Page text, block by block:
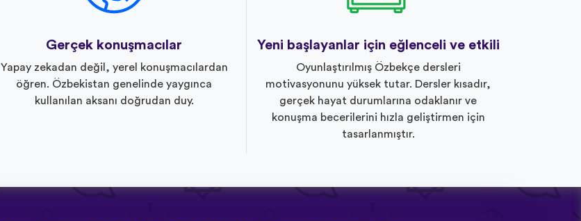
Gerçek konuşmacılar
Yapay zekadan değil, yerel konuşmacılardan
öğren. Özbekistan genelinde yaygınca
kullanılan aksanı doğrudan duy.
Yeni başlayanlar için eğlenceli ve etkili
Oyunlaştırılmış Özbekçe dersleri
motivasyonunu yüksek tutar. Dersler kısadır,
gerçek hayat durumlarına odaklanır ve
konuşma becerilerini hızla geliştirmen için
tasarlanmıştır.